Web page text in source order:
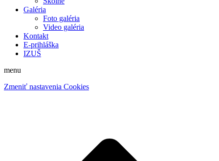
Galéria
Foto galéria
Video galéria
Kontakt
E-prihláška
IZUŠ
menu
Zmeniť nastavenia Cookies